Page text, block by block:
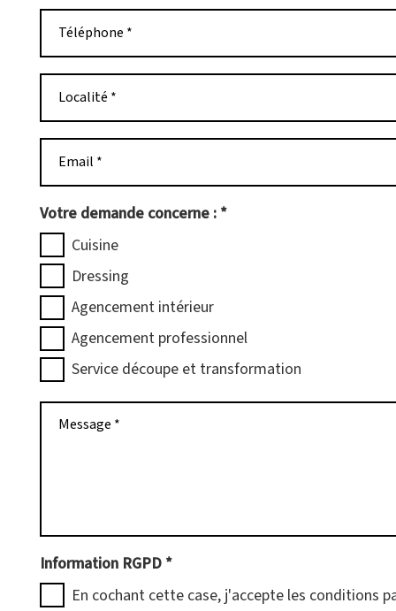
Téléphone *
Localité *
Email *
Votre demande concerne : *
Cuisine
Dressing
Agencement intérieur
Agencement professionnel
Service découpe et transformation
Message *
Information RGPD *
En cochant cette case, j'accepte les conditions